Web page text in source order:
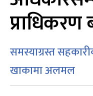
समस्याग्रस्त
खाकामा अलमल